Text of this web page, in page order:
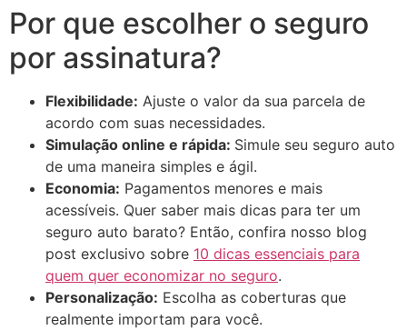
Por que escolher o seguro
por assinatura?
Flexibilidade: Ajuste o valor da sua parcela de
acordo com suas necessidades.
Simulação online e rápida: Simule seu seguro auto
de uma maneira simples e ágil.
Economia: Pagamentos menores e mais
acessíveis. Quer saber mais dicas para ter um
seguro auto barato? Então, confira nosso blog
post exclusivo sobre 10 dicas essenciais para
quem quer economizar no seguro.
Personalização: Escolha as coberturas que
realmente importam para você.